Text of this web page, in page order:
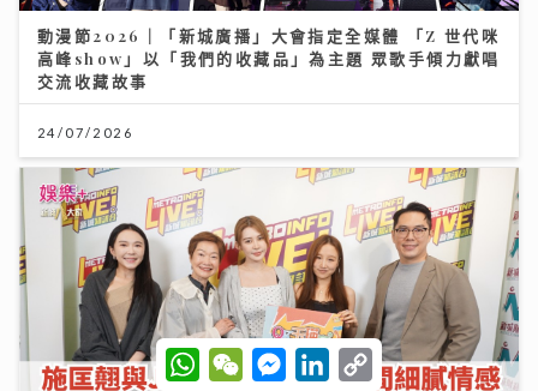
動漫節2026｜「新城廣播」大會指定全媒體 「Z 世代咪
高峰show」以「我們的收藏品」為主題 眾歌手傾力獻唱
交流收藏故事
24/07/2026
W
h
W
e
M
e
L
C
o